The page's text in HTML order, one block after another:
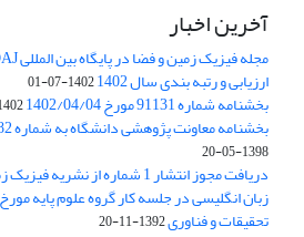
آخرین اخبار
مجله فیزیک زمین و فضا در پایگاه بین المللی DOAJ نمایه شد.
ارزیابی و رتبه بندی سال 1402 1402-07-01
بخشنامه شماره 91131 مورخ 1402/04/04 04-04
بخشنامه معاونت پژوهشی دانشگاه به شماره 140/130382 مورخ 98/5/20
1398-05-20
دریافت مجوز انتشار 1 شماره از
تحقیقات و فناوری1392-11-20